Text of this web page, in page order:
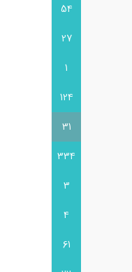
54
27
1
124
31
334
3
4
61